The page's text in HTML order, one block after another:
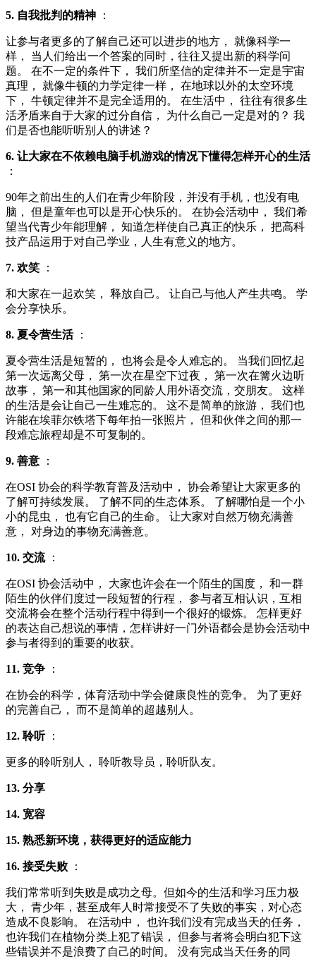
5. 自我批判的精神 ：
让参与者更多的了解自己还可以进步的地方， 就像科学一
样， 当人们给出一个答案的同时，往往又提出新的科学问
题。 在不一定的条件下， 我们所坚信的定律并不一定是宇宙
真理， 就像牛顿的力学定律一样， 在地球以外的太空环境
下， 牛顿定律并不是完全适用的。 在生活中， 往往有很多生
活矛盾来自于大家的过分自信， 为什么自己一定是对的？ 我
们是否也能听听别人的讲述？
6. 让大家在不依赖电脑手机游戏的情况下懂得怎样开心的生活
：
90年之前出生的人们在青少年阶段，并没有手机，也没有电
脑， 但是童年也可以是开心快乐的。 在协会活动中， 我们希
望当代青少年能理解， 知道怎样使自己真正的快乐， 把高科
技产品运用于对自己学业，人生有意义的地方。
7. 欢笑 ：
和大家在一起欢笑， 释放自己。 让自己与他人产生共鸣。 学
会分享快乐。
8. 夏令营生活：
夏令营生活是短暂的， 也将会是令人难忘的。 当我们回忆起
第一次远离父母， 第一次在星空下过夜， 第一次在篝火边听
故事， 第一和其他国家的同龄人用外语交流，交朋友。 这样
的生活是会让自己一生难忘的。 这不是简单的旅游， 我们也
许能在埃菲尔铁塔下每年拍一张照片， 但和伙伴之间的那一
段难忘旅程却是不可复制的。
9. 善意 ：
在OSI 协会的科学教育普及活动中， 协会希望让大家更多的
了解可持续发展。 了解不同的生态体系。 了解哪怕是一个小
小的昆虫， 也有它自己的生命。 让大家对自然万物充满善
意， 对身边的事物充满善意。
10. 交流：
在OSI 协会活动中， 大家也许会在一个陌生的国度， 和一群
陌生的伙伴们度过一段短暂的行程， 参与者互相认识，互相
交流将会在整个活动行程中得到一个很好的锻炼。 怎样更好
的表达自己想说的事情，怎样讲好一门外语都会是协会活动中
参与者得到的重要的收获。
11. 竞争 ：
在协会的科学，体育活动中学会健康良性的竞争。 为了更好
的完善自己， 而不是简单的超越别人。
12. 聆听：
更多的聆听别人， 聆听教导员，聆听队友。
13. 分享
14. 宽容
15. 熟悉新环境，获得更好的适应能力
16. 接受失败 ：
我们常常听到失败是成功之母。但如今的生活和学习压力极
大， 青少年，甚至成年人时常接受不了失败的事实，对心态
造成不良影响。 在活动中， 也许我们没有完成当天的任务，
也许我们在植物分类上犯了错误， 但参与者将会明白犯下这
些错误并不是浪费了自己的时间。 没有完成当天任务的同